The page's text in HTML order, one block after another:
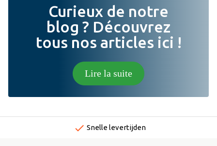
Curieux de notre
blog ? Découvrez
tous nos articles ici !
Lire la suite
done Snelle levertijden